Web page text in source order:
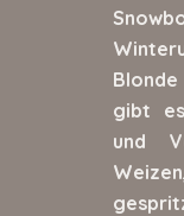
gibt
und